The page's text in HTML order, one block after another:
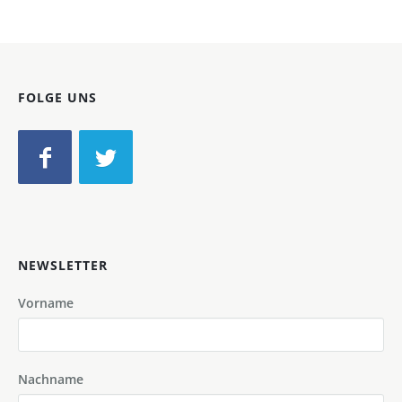
FOLGE UNS
NEWSLETTER
Vorname
Nachname